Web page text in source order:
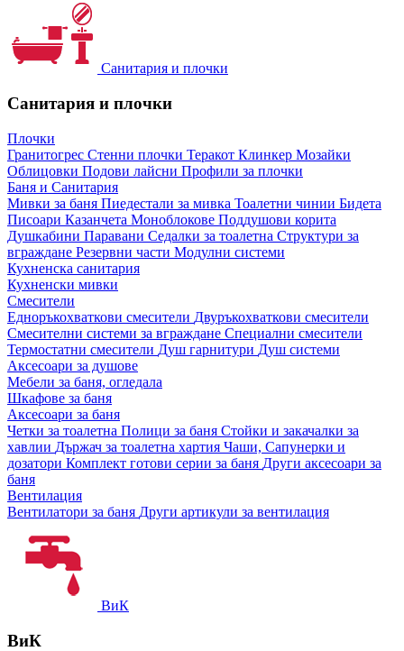
Санитария и плочки
Санитария и плочки
Плочки
Гранитогрес Стенни плочки Теракот Клинкер Мозайки
Облицовки Подови лайсни Профили за плочки
Баня и Санитария
Мивки за баня Пиедестали за мивка Тоалетни чинии Бидета
Писоари Казанчета Моноблокове Поддушови корита
Душкабини Паравани Седалки за тоалетна Структури за
вграждане Резервни части Модулни системи
Кухненска санитария
Кухненски мивки
Смесители
Едноръкохваткови смесители Двуръкохваткови смесители
Смесителни системи за вграждане Специални смесители
Термостатни смесители Душ гарнитури Душ системи
Аксесоари за душове
Мебели за баня, огледала
Шкафове за баня
Аксесоари за баня
Четки за тоалетна Полици за баня Стойки и закачалки за
хавлии Държач за тоалетна хартия Чаши, Сапунерки и
дозатори Комплект готови серии за баня Други аксесоари за
баня
Вентилация
Вентилатори за баня Други артикули за вентилация
ВиК
ВиК